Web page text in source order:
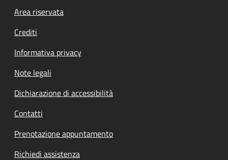
Footer menu
Area riservata
Crediti
Informativa privacy
Note legali
Dichiarazione di accessibilità
Contatti
Prenotazione appuntamento
Richiedi assistenza